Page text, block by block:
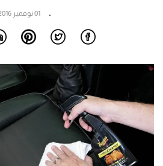
01 نوفمبر 2016